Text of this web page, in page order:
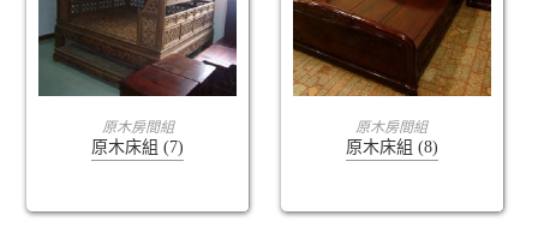
查看內容
原木房間組
原木床組 (7)
查看內容
原木房間組
原木床組 (8)